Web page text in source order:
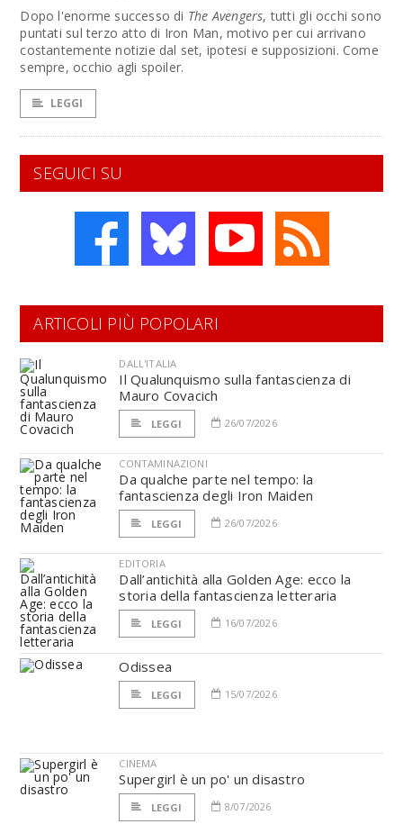
Dopo l'enorme successo di The Avengers, tutti gli occhi sono
puntati sul terzo atto di Iron Man, motivo per cui arrivano
costantemente notizie dal set, ipotesi e supposizioni. Come
sempre, occhio agli spoiler.
LEGGI
SEGUICI SU
ARTICOLI PIÙ POPOLARI
DALL'ITALIA
Il Qualunquismo sulla fantascienza di
Mauro Covacich
LEGGI 26/07/2026
CONTAMINAZIONI
Da qualche parte nel tempo: la
fantascienza degli Iron Maiden
LEGGI 26/07/2026
EDITORIA
Dall’antichità alla Golden Age: ecco la
storia della fantascienza letteraria
LEGGI 16/07/2026
Odissea
LEGGI 15/07/2026
CINEMA
Supergirl è un po' un disastro
LEGGI 8/07/2026